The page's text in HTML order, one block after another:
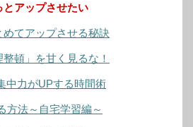
アップさせたい
てアップさせる秘訣
頓」を甘く見るな！
中力がUPする時間術
方法～自宅学習編～